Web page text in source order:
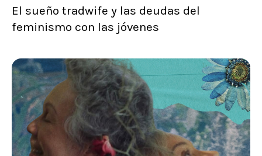
El sueño tradwife y las deudas del
feminismo con las jóvenes